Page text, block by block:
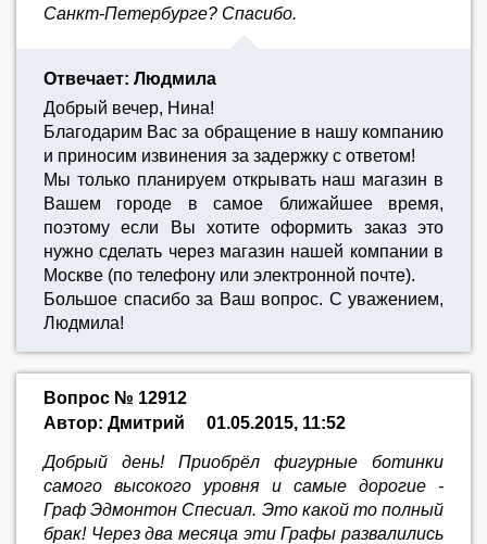
Санкт-Петербурге? Спасибо.
Отвечает: Людмила
Добрый вечер, Нина!
Благодарим Вас за обращение в нашу компанию
и приносим извинения за задержку с ответом!
Мы только планируем открывать наш магазин в
Вашем городе в самое ближайшее время,
поэтому если Вы хотите оформить заказ это
нужно сделать через магазин нашей компании в
Москве (по телефону или электронной почте).
Большое спасибо за Ваш вопрос. С уважением,
Людмила!
Вопрос № 12912
Автор: Дмитрий
01.05.2015, 11:52
Добрый день! Приобрёл фигурные ботинки
самого высокого уровня и самые дорогие -
Граф Эдмонтон Спесиал. Это какой то полный
брак! Через два месяца эти Графы развалились